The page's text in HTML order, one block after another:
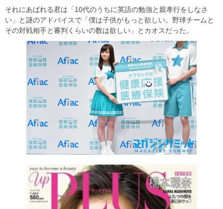
それにあばれる君は「10代のうちに英語の勉強と親孝行をしなさ
い」と謎のアドバイスで「僕は子供がもっと欲しい。野球チームと
その対戦相手と審判くらいの数は欲しい」とカオスだった。